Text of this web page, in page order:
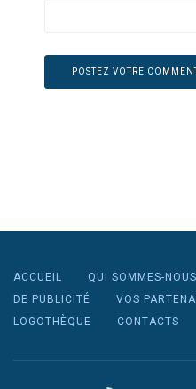
ACCUEIL QUI SOMMES-
DE PUBLICITÉ
VOS
LOGOTHÈQUE
CONTACTS